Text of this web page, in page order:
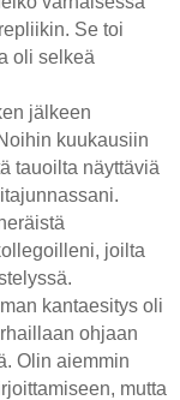
Se toi
oli selkeä
jälkeen
kuukausiin
tauoilta näyttäviä
joilta
kantaesitys oli
ohjaan
Olin aiemmin
mutta